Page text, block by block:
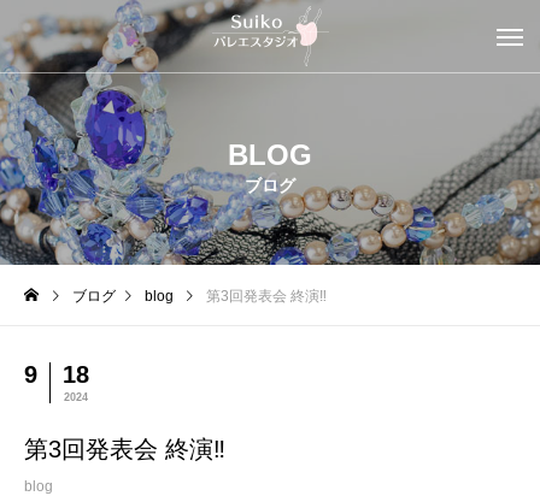
BLOG
ブログ
ブログ blog 第3回発表会 終演‼︎
9 18
2024
第3回発表会 終演‼︎
blog